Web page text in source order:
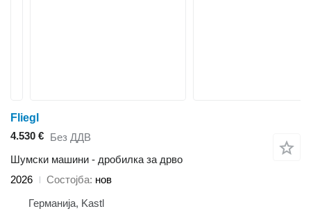
Fliegl
4.530 € Без ДДВ
Шумски машини - дробилка за дрво
2026
Состојба нов
Германија, Kastl